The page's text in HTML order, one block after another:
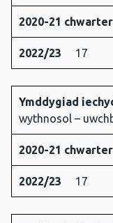
2020-21
2022/23 17
Ymddygiad
wythnosol –
2020-21
2022/23 17